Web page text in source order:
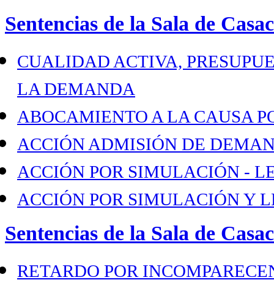
Sentencias de la Sala de
CUALIDAD ACTIVA,
LA DEMANDA
ABOCAMIENTO A LA CAUSA
ACCIÓN ADMISIÓN DE
ACCIÓN POR SIMULACIÓN -
ACCIÓN POR SIMULACIÓN Y
Sentencias de la Sala de
RETARDO POR